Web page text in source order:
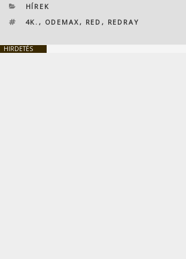
KATEGÓRIÁK
HÍREK
CÍMKÉK
4K. , ODEMAX , RED , REDRAY
HIRDETÉS